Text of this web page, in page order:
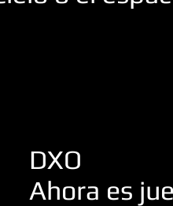
DXO
Ahora es